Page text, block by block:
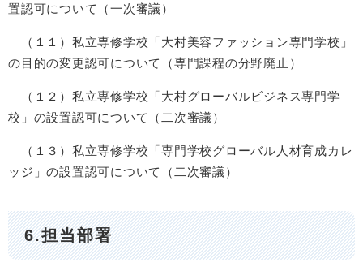
置認可について（一次審議）
（１１）私立専修学校「大村美容ファッション専門学校」
の目的の変更認可について（専門課程の分野廃止）
（１２）私立専修学校「大村グローバルビジネス専門学
校」の設置認可について（二次審議）
（１３）私立専修学校「専門学校グローバル人材育成カレ
ッジ」の設置認可について（二次審議）
6.担当部署